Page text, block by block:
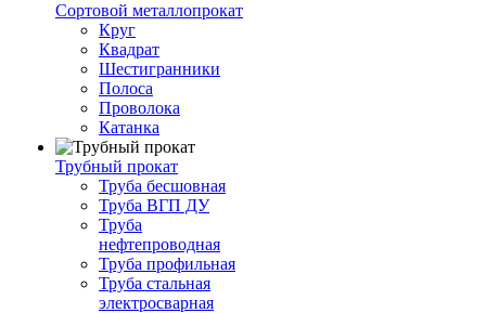
Сортовой металлопрокат
Круг
Квадрат
Шестигранники
Полоса
Проволока
Катанка
Трубный прокат
Труба бесшовная
Труба ВГП ДУ
Труба
нефтепроводная
Труба профильная
Труба стальная
электросварная